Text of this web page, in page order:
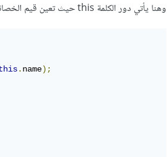
وهنا يأتي دور الكلمة this حيث تعين قيم الخصائص على كل كائن جديد يتم إنشاؤه باستخدام new:
. name);